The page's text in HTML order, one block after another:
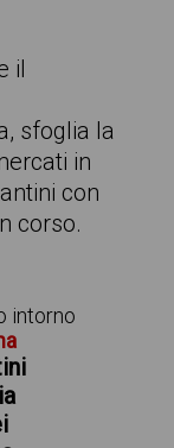
il
sfoglia la
in
con
corso.
intorno